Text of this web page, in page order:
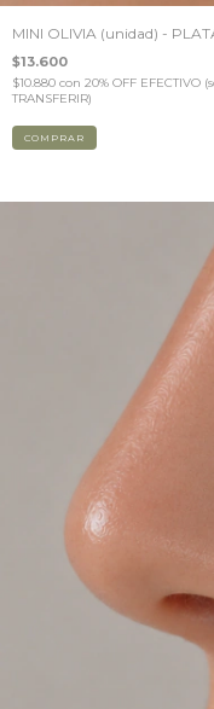
MINI OLIVIA (unidad) -
$13.600
$10.880 con 20% OFF
TRANSFERIR)